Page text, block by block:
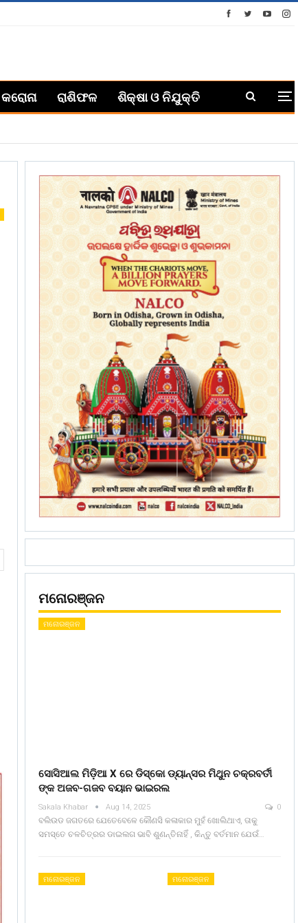
କରୋନା ରାଶିଫଳ ଶିକ୍ଷା ଓ ନିଯୁକ୍ତି
ମନୋରଞ୍ଜନ
ମନୋରଞ୍ଜନ
ସୋସିଆଲ ମିଡ଼ିଆ X ରେ ଡିସ୍କୋ ଡ୍ୟାନ୍ସର ମିଥୁନ ଚକ୍ରବର୍ତୀ
ଙ୍କ ଅଜବ-ଗଜବ ବୟାନ ଭାଇରଲ
Sakala Khabar Aug 14, 2025 0
ବଲିଉଡ ଜଗତରେ ଯେତେବେଳେ କୌଣସି କଳାକାର ମୁହଁ ଖୋଲିଥାଏ, ତାକୁ
ସମସ୍ତେ ଚଳଚିତ୍ରର ଡାଇଲଗ ଭାବି ଶୁଣନ୍ତିନାହିଁ , କିନ୍ତୁ ବର୍ତମାନ ଯେଉଁ…
ମନୋରଞ୍ଜନ ମନୋରଞ୍ଜନ